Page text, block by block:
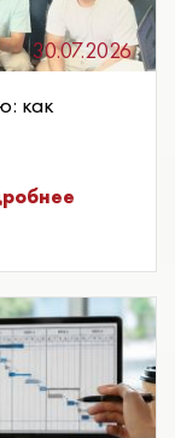
30.07.2026
как